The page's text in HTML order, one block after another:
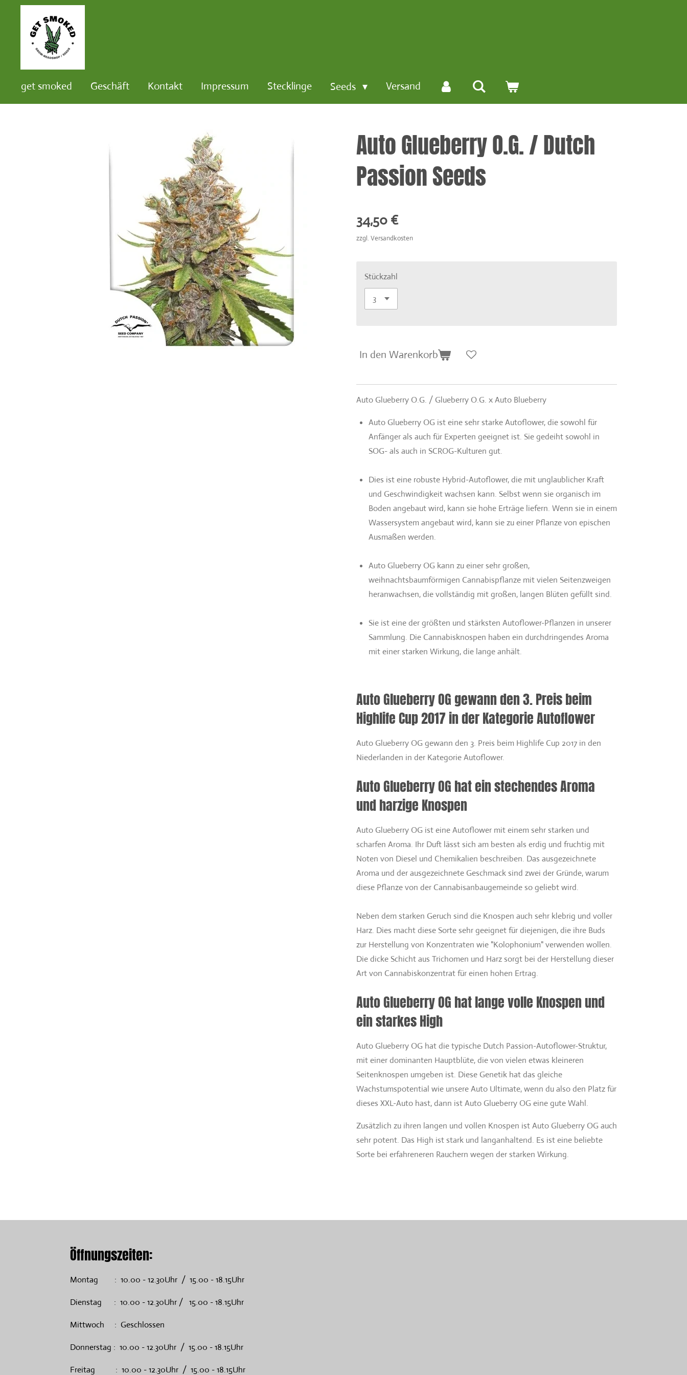
Hauptinhalt
springen
get smoked Geschäft Kontakt Impressum Stecklinge Seeds Versand
Auto Glueberry O.G. / Dutch
Passion Seeds
34,50 €
zzgl. Versandkosten
Stückzahl
In den Warenkorb
Auto Glueberry O.G. / Glueberry O.G. x Auto Blueberry
Auto Glueberry OG ist eine sehr starke Autoflower, die sowohl für
Anfänger als auch für Experten geeignet ist. Sie gedeiht sowohl in
SOG- als auch in SCROG-Kulturen gut.
Dies ist eine robuste Hybrid-Autoflower, die mit unglaublicher Kraft
und Geschwindigkeit wachsen kann. Selbst wenn sie organisch im
Boden angebaut wird, kann sie hohe Erträge liefern. Wenn sie in einem
Wassersystem angebaut wird, kann sie zu einer Pflanze von epischen
Ausmaßen werden.
Auto Glueberry OG kann zu einer sehr großen,
weihnachtsbaumförmigen Cannabispflanze mit vielen Seitenzweigen
heranwachsen, die vollständig mit großen, langen Blüten gefüllt sind.
Sie ist eine der größten und stärksten Autoflower-Pflanzen in unserer
Sammlung. Die Cannabisknospen haben ein durchdringendes Aroma
mit einer starken Wirkung, die lange anhält.
Auto Glueberry OG gewann den 3. Preis beim
Highlife Cup 2017 in der Kategorie Autoflower
Auto Glueberry OG gewann den 3. Preis beim Highlife Cup 2017 in den
Niederlanden in der Kategorie Autoflower.
Auto Glueberry OG hat ein stechendes Aroma
und harzige Knospen
Auto Glueberry OG ist eine Autoflower mit einem sehr starken und
scharfen Aroma. Ihr Duft lässt sich am besten als erdig und fruchtig mit
Noten von Diesel und Chemikalien beschreiben. Das ausgezeichnete
Aroma und der ausgezeichnete Geschmack sind zwei der Gründe, warum
diese Pflanze von der Cannabisanbaugemeinde so geliebt wird.
Neben dem starken Geruch sind die Knospen auch sehr klebrig und voller
Harz. Dies macht diese Sorte sehr geeignet für diejenigen, die ihre Buds
zur Herstellung von Konzentraten wie "Kolophonium" verwenden wollen.
Die dicke Schicht aus Trichomen und Harz sorgt bei der Herstellung dieser
Art von Cannabiskonzentrat für einen hohen Ertrag.
Auto Glueberry OG hat lange volle Knospen und
ein starkes High
Auto Glueberry OG hat die typische Dutch Passion-Autoflower-Struktur,
mit einer dominanten Hauptblüte, die von vielen etwas kleineren
Seitenknospen umgeben ist. Diese Genetik hat das gleiche
Wachstumspotential wie unsere Auto Ultimate, wenn du also den Platz für
dieses XXL-Auto hast, dann ist Auto Glueberry OG eine gute Wahl.
Zusätzlich zu ihren langen und vollen Knospen ist Auto Glueberry OG auch
sehr potent. Das High ist stark und langanhaltend. Es ist eine beliebte
Sorte bei erfahreneren Rauchern wegen der starken Wirkung.
Öffnungszeiten:
Montag : 10.00 - 12.30Uhr / 15.00 - 18.15Uhr
Dienstag : 10.00 - 12.30Uhr / 15.00 - 18.15Uhr
Mittwoch : Geschlossen
Donnerstag : 10.00 - 12.30Uhr / 15.00 - 18.15Uhr
Freitag : 10.00 - 12.30Uhr / 15.00 - 18.15Uhr